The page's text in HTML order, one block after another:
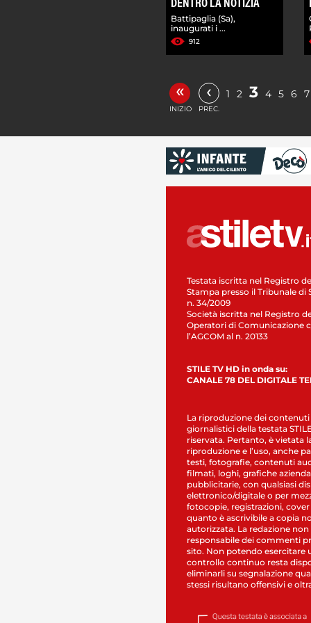
DENTRO LA NOTIZIA
Battipaglia (Sa),
inaugurati i ...
912
«
INIZIO
‹
PREC.
1 2 3 4 5 6 7
Testata iscritta nel Registro
Stampa presso il Tribunale di
n. 34/2009
Società iscritta nel Registro
Operatori di Comunicazione
l’AGCOM al n. 20133
STILE TV HD in onda su:
CANALE 78 DEL DIGITALE
La riproduzione dei contenuti
giornalistici della testata
riservata. Pertanto, è vietata
riproduzione e l’uso, anche
testi, fotografie, contenuti
filmati, loghi, grafiche
pubblicitarie, con qualsiasi
elettronico/digitale o per
fotocopie, registrazioni,
quanto è ascrivibile a copia
autorizzata. La redazione non
responsabile dei commenti
sito. Non potendo esercitare
controllo continuo resta
eliminarli su segnalazione
stessi risultano offensivi e